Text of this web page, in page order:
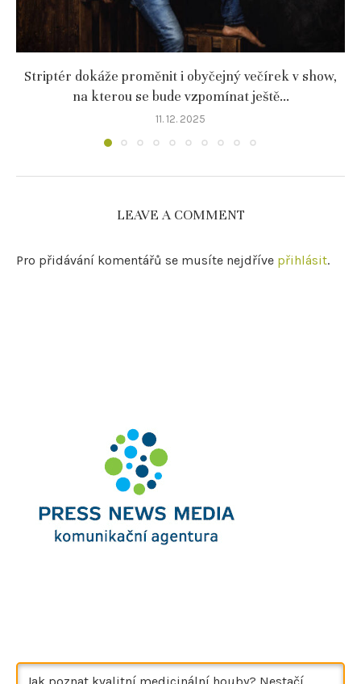
Striptér dokáže proměnit i obyčejný večírek v show,
na kterou se bude vzpomínat ještě...
11. 12. 2025
LEAVE A COMMENT
Pro přidávání komentářů se musíte nejdříve přihlásit.